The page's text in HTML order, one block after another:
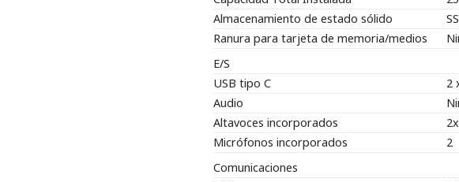
Almacenamiento de estado sólido
Ranura para tarjeta de memoria/medios
E/S
USB tipo C
2
Audio
Altavoces incorporados
Micrófonos incorporados
2
Comunicaciones